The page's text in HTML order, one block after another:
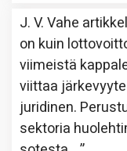
J. V. Vahe
on kuin
viimeistä
viittaa
juridinen.
sektoria